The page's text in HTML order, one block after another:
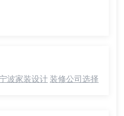
波家装设计装修公司选择